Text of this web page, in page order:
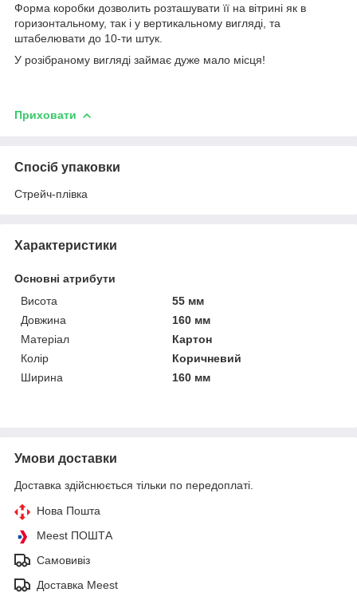
Форма коробки дозволить розташувати її на вітрині як в
горизонтальному, так і у вертикальному вигляді, та
штабелювати до 10-ти штук.
У розібраному вигляді займає дуже мало місця!
Приховати
Спосіб упаковки
Стрейч-плівка
Характеристики
Основні атрибути
Висота
55 мм
Довжина
160 мм
Матеріал
Картон
Колір
Коричневий
Ширина
160 мм
Умови доставки
Доставка здійснюється тільки по передоплаті.
Нова Пошта
Meest ПОШТА
Самовивіз
Доставка Meest